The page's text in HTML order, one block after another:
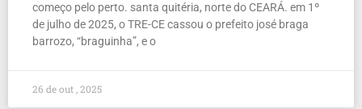
começo pelo perto. santa quitéria, norte do CEARÁ. em 1º
de julho de 2025, o TRE-CE cassou o prefeito josé braga
barrozo, “braguinha”, e o
26 de out , 2025